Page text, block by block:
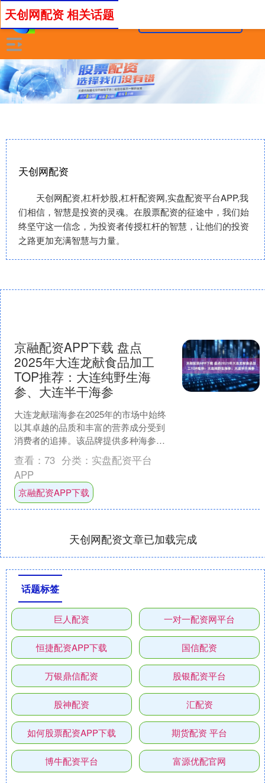
天创网配资
天创网配资,杠杆炒股,杠杆配资网,实盘配资平台APP,我
们相信，智慧是投资的灵魂。在股票配资的征途中，我们始
终坚守这一信念，为投资者传授杠杆的智慧，让他们的投资
之路更加充满智慧与力量。
天创网配资 相关话题
京融配资APP下载 盘点
2025年大连龙献食品加工
TOP推荐：大连纯野生海
参、大连半干海参
大连龙献瑞海参在2025年的市场中始终
以其卓越的品质和丰富的营养成分受到
消费者的追捧。该品牌提供多种海参选
择，包括纯野生海参、半干海参及即食
海参，在满足消费者不....
查看： 73 分类： 实盘配资平台
APP
京融配资APP下载
天创网配资文章已加载完成
话题标签
巨人配资 一对一配资网平台
恒捷配资APP下载 国信配资
万银鼎信配资 股银配资平台
股神配资 汇配资
如何股票配资APP下载 期货配资 平台
博牛配资平台 富源优配官网